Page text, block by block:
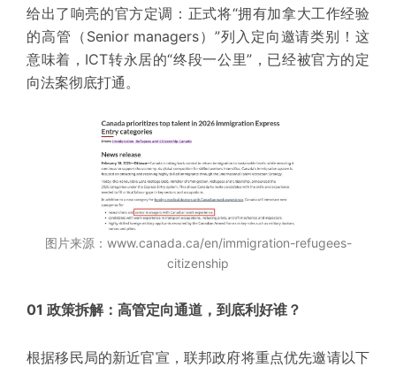
给出了响亮的官方定调： 正式将“拥有加拿大工作经验
的高管（Senior managers）”列入 定向邀请类别 ！这
意味着，ICT转永居的“终段一公里”，已经被官方的定
向法案彻底打通。
图片来源：www.canada.ca/en/immigration-refugees-
citizenship
01 政策拆解：高管定向通道，到底利好谁？
根据移民局的新近官宣，联邦政府将重点优先邀请以下